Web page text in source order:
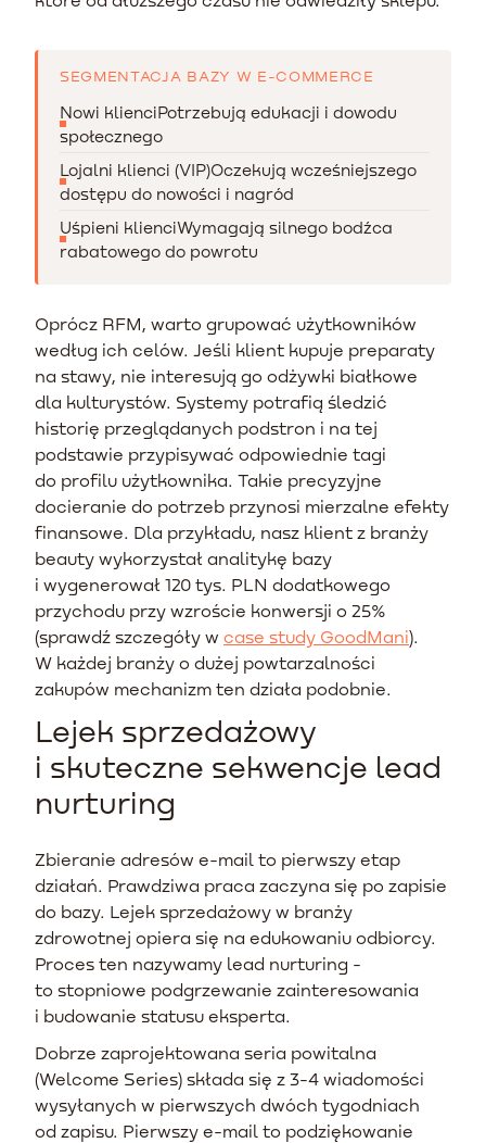
SEGMENTACJA BAZY W E-COMMERCE
Nowi klienciPotrzebują edukacji i dowodu
społecznego
Lojalni klienci (VIP)Oczekują wcześniejszego
dostępu do nowości i nagród
Uśpieni klienciWymagają silnego bodźca
rabatowego do powrotu
Oprócz RFM, warto grupować użytkowników
według ich celów. Jeśli klient kupuje preparaty
na stawy, nie interesują go odżywki białkowe
dla kulturystów. Systemy potrafią śledzić
historię przeglądanych podstron i na tej
podstawie przypisywać odpowiednie tagi
do profilu użytkownika. Takie precyzyjne
docieranie do potrzeb przynosi mierzalne efekty
finansowe. Dla przykładu, nasz klient z branży
beauty wykorzystał analitykę bazy
i wygenerował 120 tys. PLN dodatkowego
przychodu przy wzroście konwersji o 25%
(sprawdź szczegóły w case study GoodMani).
W każdej branży o dużej powtarzalności
zakupów mechanizm ten działa podobnie.
Lejek sprzedażowy
i skuteczne sekwencje lead
nurturing
Zbieranie adresów e-mail to pierwszy etap
działań. Prawdziwa praca zaczyna się po zapisie
do bazy. Lejek sprzedażowy w branży
zdrowotnej opiera się na edukowaniu odbiorcy.
Proces ten nazywamy lead nurturing -
to stopniowe podgrzewanie zainteresowania
i budowanie statusu eksperta.
Dobrze zaprojektowana seria powitalna
(Welcome Series) składa się z 3-4 wiadomości
wysyłanych w pierwszych dwóch tygodniach
od zapisu. Pierwszy e-mail to podziękowanie